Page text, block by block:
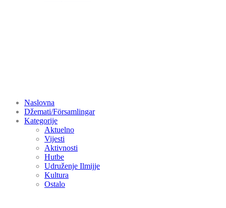
Naslovna
Džemati/Församlingar
Kategorije
Aktuelno
Vijesti
Aktivnosti
Hutbe
Udruženje Ilmijje
Kultura
Ostalo